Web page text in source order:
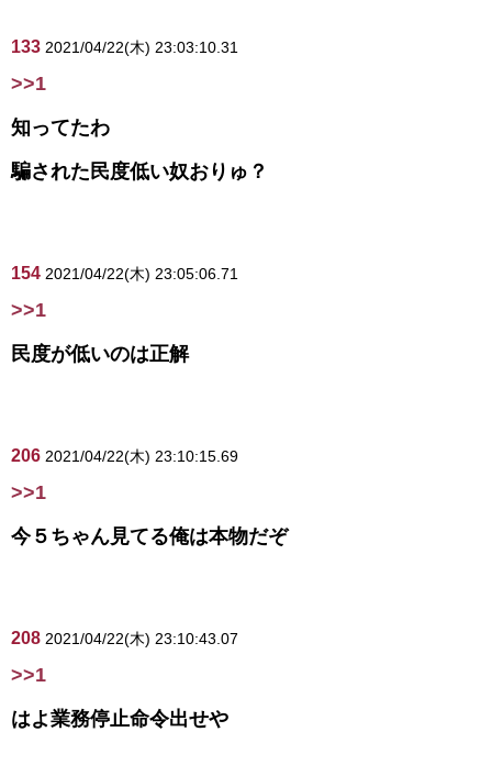
133 2021/04/22(木) 23:03:10.31
>>1
知ってたわ
騙された民度低い奴おりゅ？
154 2021/04/22(木) 23:05:06.71
>>1
民度が低いのは正解
206 2021/04/22(木) 23:10:15.69
>>1
今５ちゃん見てる俺は本物だぞ
208 2021/04/22(木) 23:10:43.07
>>1
はよ業務停止命令出せや